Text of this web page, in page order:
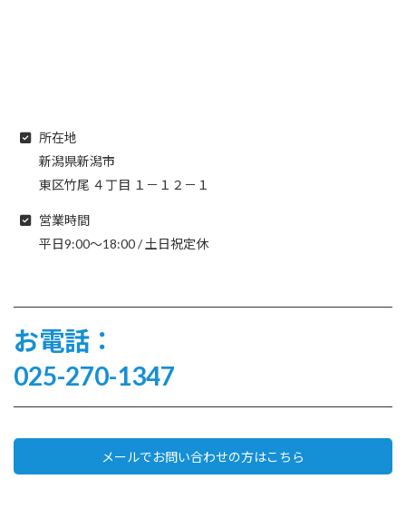
所在地
新潟県新潟市
東区竹尾 ４丁目 １－１２－１
営業時間
平日9:00～18:00 / 土日祝定休
お電話：
025-270-1347
メールでお問い合わせの方はこちら